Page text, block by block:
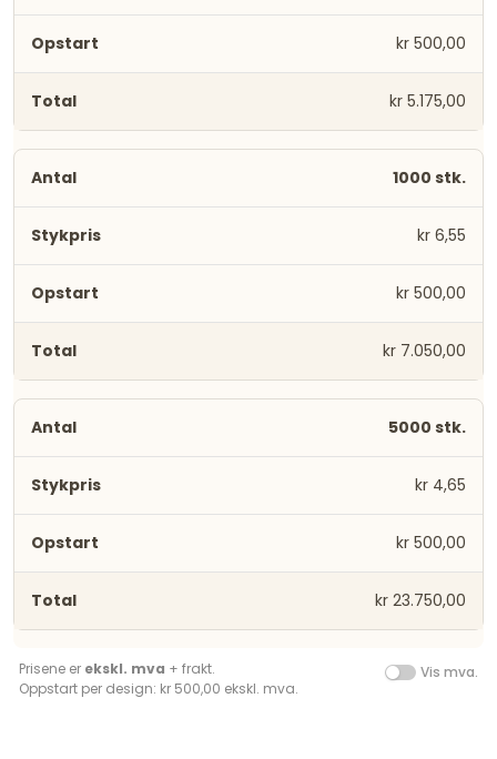
kr 500,00
kr 5.175,00
1000 stk.
kr 6,55
kr 500,00
kr 7.050,00
5000 stk.
kr 4,65
kr 500,00
kr 23.750,00
Prisene er ekskl. mva + frakt.
Oppstart per design: kr 500,00 ekskl. mva.
Vis mva.